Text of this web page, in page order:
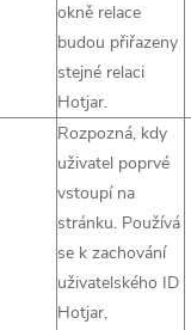
okně relace
budou přiřazeny
stejné relaci
Hotjar.
Rozpozná, kdy
uživatel poprvé
vstoupí na
stránku. Používá
se k zachování
uživatelského ID
Hotjar,